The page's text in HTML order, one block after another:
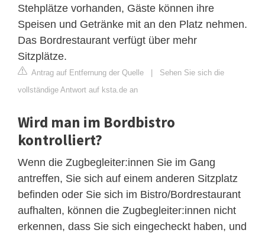
Stehplätze vorhanden, Gäste können ihre
Speisen und Getränke mit an den Platz nehmen.
Das Bordrestaurant verfügt über mehr
Sitzplätze.
Antrag auf Entfernung der Quelle | Sehen Sie sich die
vollständige Antwort auf ksta.de an
Wird man im Bordbistro
kontrolliert?
Wenn die Zugbegleiter:innen Sie im Gang
antreffen, Sie sich auf einem anderen Sitzplatz
befinden oder Sie sich im Bistro/Bordrestaurant
aufhalten, können die Zugbegleiter:innen nicht
erkennen, dass Sie sich eingecheckt haben, und